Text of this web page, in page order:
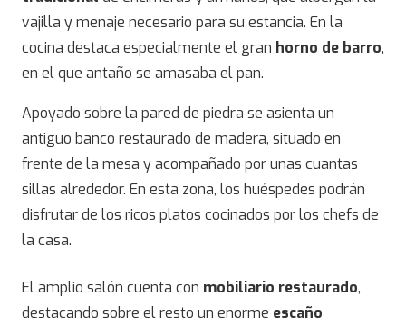
vajilla y menaje necesario para su estancia. En la
cocina destaca especialmente el gran horno de barro,
en el que antaño se amasaba el pan.
Apoyado sobre la pared de piedra se asienta un
antiguo banco restaurado de madera, situado en
frente de la mesa y acompañado por unas cuantas
sillas alrededor. En esta zona, los huéspedes podrán
disfrutar de los ricos platos cocinados por los chefs de
la casa.
El amplio salón cuenta con mobiliario restaurado,
destacando sobre el resto un enorme escaño